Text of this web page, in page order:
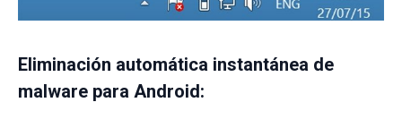
Eliminación automática instantánea de
malware para Android: